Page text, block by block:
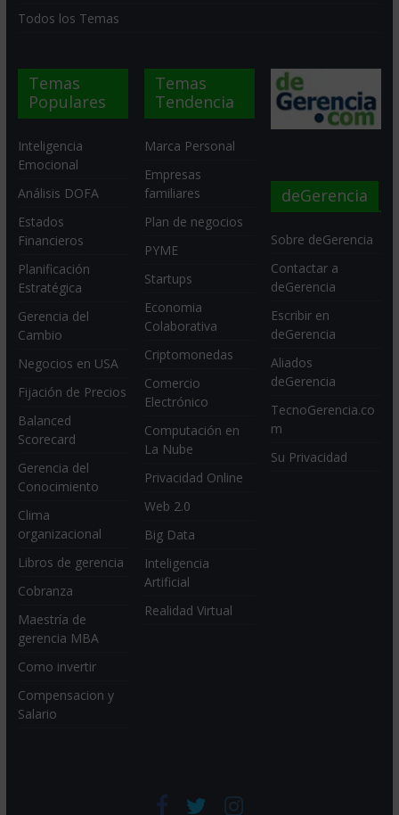
Todos los Temas
Temas
Populares
Inteligencia
Emocional
Análisis DOFA
Estados
Financieros
Planificación
Estratégica
Gerencia del
Cambio
Negocios en USA
Fijación de Precios
Balanced
Scorecard
Gerencia del
Conocimiento
Clima
organizacional
Libros de gerencia
Cobranza
Maestría de
gerencia MBA
Como invertir
Compensacion y
Salario
Temas
Tendencia
Marca Personal
Empresas
familiares
Plan de negocios
PYME
Startups
Economia
Colaborativa
Criptomonedas
Comercio
Electrónico
Computación en
La Nube
Privacidad Online
Web 2.0
Big Data
Inteligencia
Artificial
Realidad Virtual
deGerencia
Sobre deGerencia
Contactar a
deGerencia
Escribir en
deGerencia
Aliados
deGerencia
TecnoGerencia.co
m
Su Privacidad